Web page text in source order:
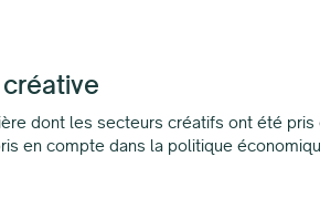
dont les secteurs créatifs ont été
en compte dans la politique